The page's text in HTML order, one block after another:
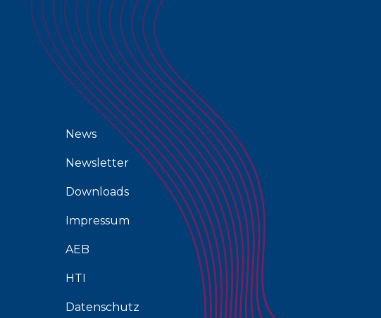
News
Newsletter
Downloads
Impressum
AEB
HTI
Datenschutz